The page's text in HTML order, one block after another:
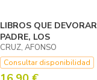
LIBROS QUE
PADRE, LOS
CRUZ, AFONSO
Consultar disponibilidad